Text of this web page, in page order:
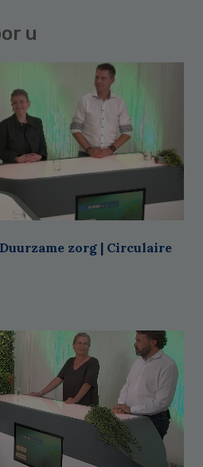
u
zorg | Circulaire